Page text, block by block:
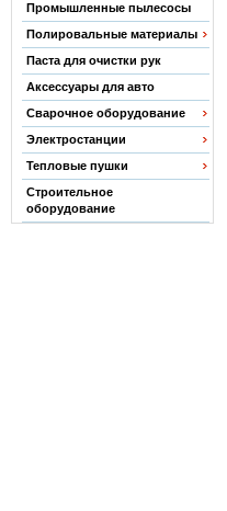
Промышленные пылесосы
Полировальные материалы
Паста для очистки рук
Аксессуары для авто
Сварочное оборудование
Электростанции
Тепловые пушки
Строительное
оборудование